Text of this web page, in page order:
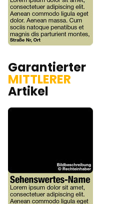
Garantierter
MITTLERER
Artikel